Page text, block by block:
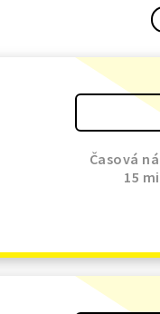
Časová
15